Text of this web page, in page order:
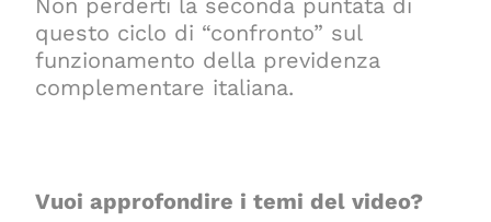
Non perderti la seconda puntata di
questo ciclo di “confronto” sul
funzionamento della previdenza
complementare italiana.
Vuoi approfondire i temi del video?